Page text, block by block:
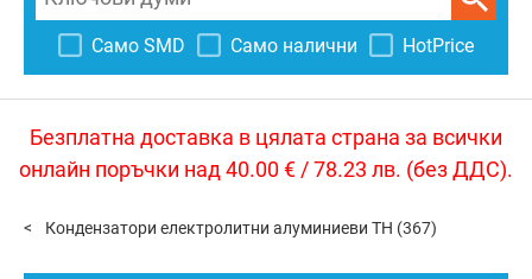
Само SMD Само налични HotPrice
Безплатна доставка в цялата страна за всички
онлайн поръчки над 40.00 € / 78.23 лв. (без ДДС).
Кондензатори електролитни алуминиеви TH (367)